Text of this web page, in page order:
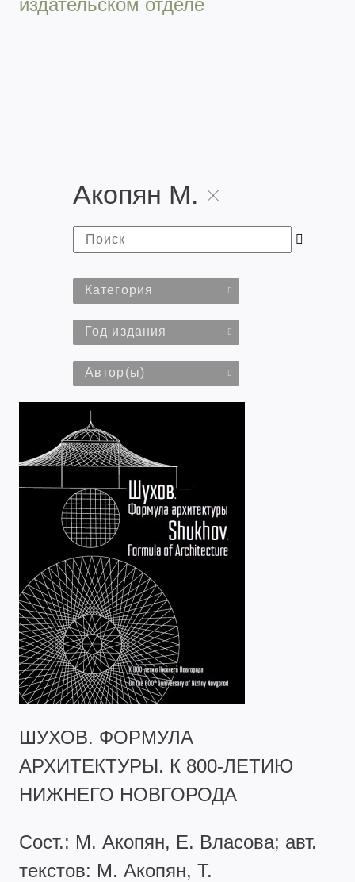
Акопян М.
Категория
Год издания
Автор(ы)
ШУХОВ. ФОРМУЛА
АРХИТЕКТУРЫ. К 800-ЛЕТИЮ
НИЖНЕГО НОВГОРОДА
Сост.: М. Акопян, Е. Власова; авт.
текстов: М. Акопян, Т.